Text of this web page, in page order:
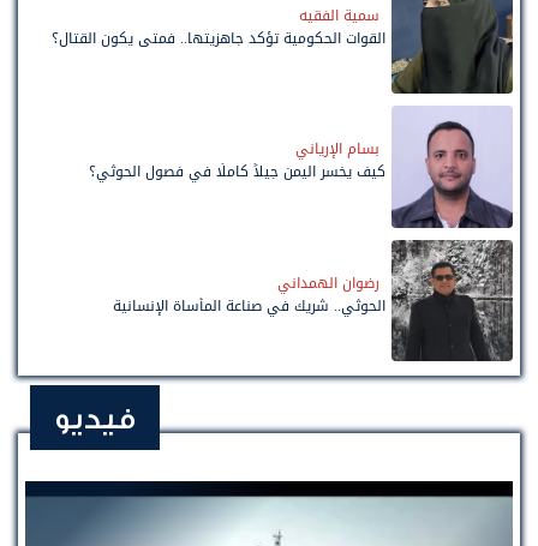
سمية الفقيه
القوات الحكومية تؤكد جاهزيتها.. فمتى يكون القتال؟
بسام الإرياني
كيف يخسر اليمن جيلاً كاملًا في فصول الحوثي؟
رضوان الهمداني
الحوثي.. شريك في صناعة المأساة الإنسانية
فيديو